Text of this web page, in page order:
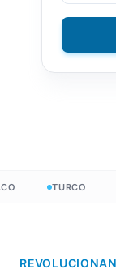
EPUB para PDF
TURCO